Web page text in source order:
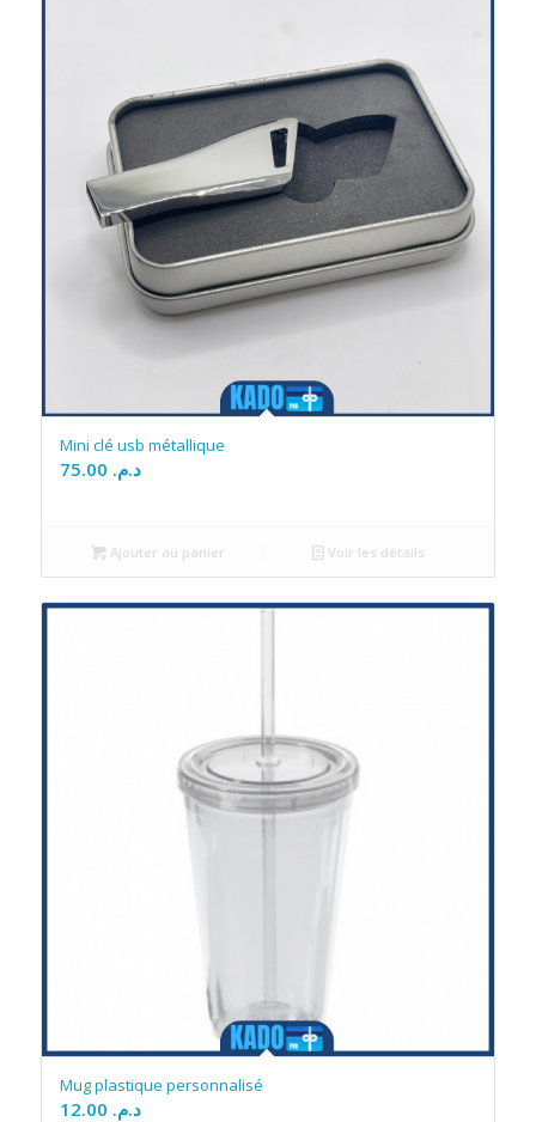
Mini clé usb métallique
د.م.
Ajouter au panier Voir les détails
Mug plastique personnalisé
د.م.